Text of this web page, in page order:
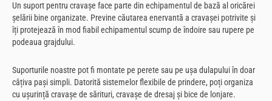
Un suport pentru cravașe face parte din echipamentul de bază al oricărei
șelării bine organizate. Previne căutarea enervantă a cravașei potrivite și
îți protejează în mod fiabil echipamentul scump de îndoire sau rupere pe
podeaua grajdului.
Suporturile noastre pot fi montate pe perete sau pe ușa dulapului în doar
câțiva pași simpli. Datorită sistemelor flexibile de prindere, poți organiza
cu ușurință cravașe de sărituri, cravașe de dresaj și bice de lonjare.